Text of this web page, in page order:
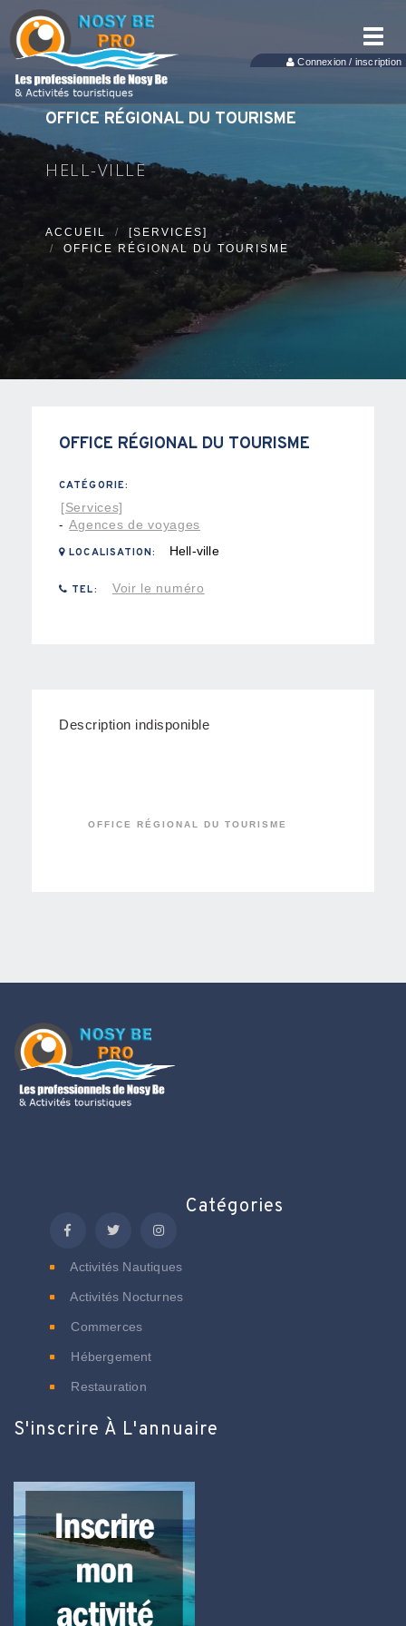
Connexion / inscription
OFFICE RÉGIONAL DU TOURISME
HELL-VILLE
ACCUEIL
[SERVICES]
OFFICE RÉGIONAL DU TOURISME
OFFICE RÉGIONAL DU TOURISME
CATÉGORIE:
[Services]
- Agences de voyages
LOCALISATION: Hell-ville
TEL: Voir le numéro
Description indisponible
OFFICE RÉGIONAL DU TOURISME
Catégories
Activités Nautiques
Activités Nocturnes
Commerces
Hébergement
Restauration
S'inscrire À L'annuaire